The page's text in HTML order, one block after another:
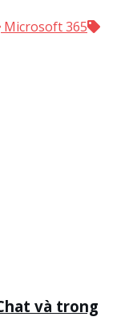
Microsoft 365
và trong